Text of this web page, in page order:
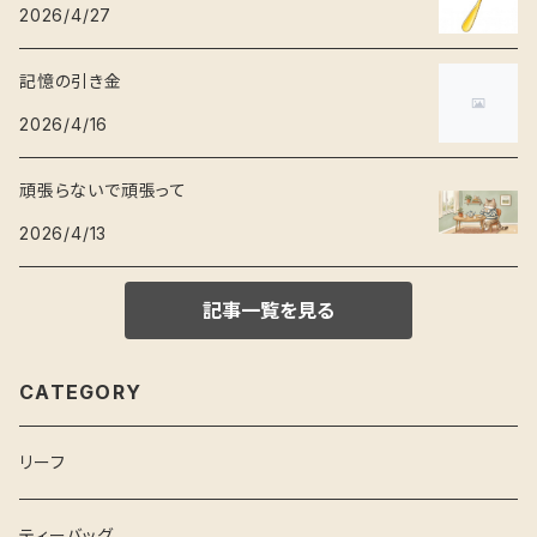
2026/4/27
記憶の引き金
2026/4/16
頑張らないで頑張って
2026/4/13
記事一覧を見る
CATEGORY
リーフ